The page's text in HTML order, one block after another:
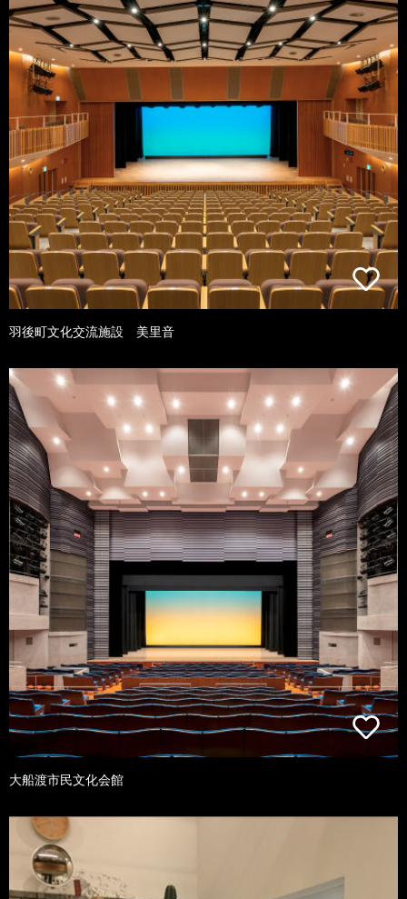
羽後町文化交流施設 美里音
大船渡市民文化会館